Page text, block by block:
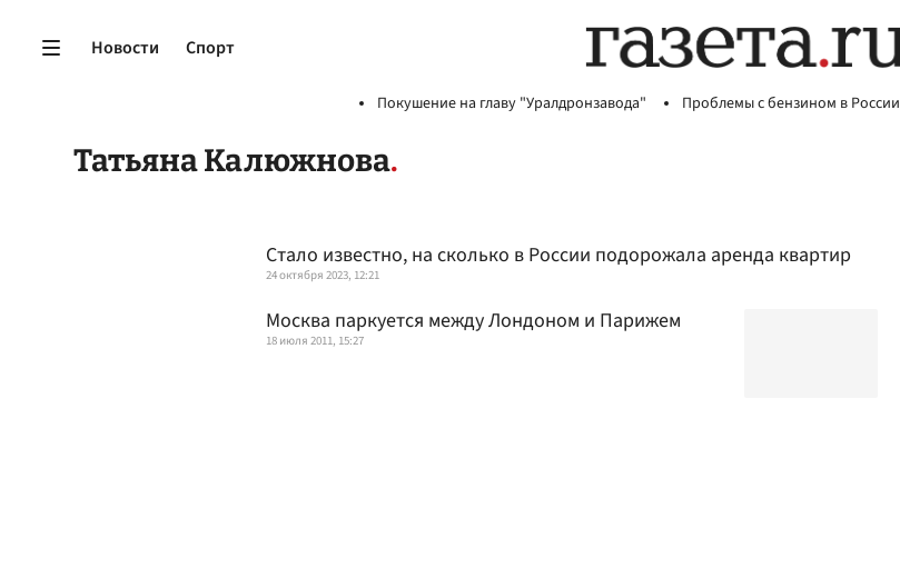
Новости Спорт
Покушение на главу "Уралдронзавода" Проблемы с бензином в России
Татьяна Калюжнова
Стало известно, на сколько в России подорожала аренда квартир
24 октября 2023, 12:21
Москва паркуется между Лондоном и Парижем
18 июля 2011, 15:27